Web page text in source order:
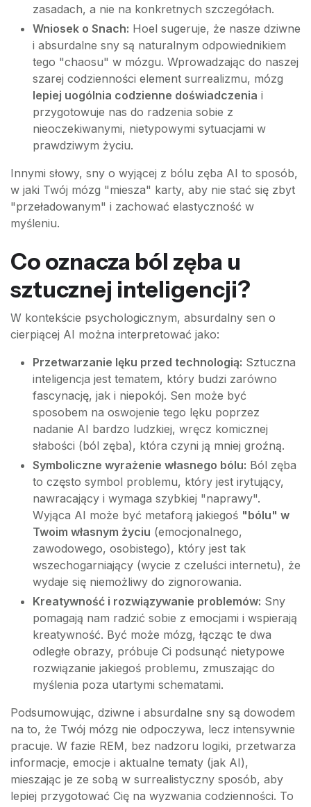
zasadach, a nie na konkretnych szczegółach.
Wniosek o Snach: Hoel sugeruje, że nasze dziwne
i absurdalne sny są naturalnym odpowiednikiem
tego "chaosu" w mózgu. Wprowadzając do naszej
szarej codzienności element surrealizmu, mózg
lepiej uogólnia codzienne doświadczenia i
przygotowuje nas do radzenia sobie z
nieoczekiwanymi, nietypowymi sytuacjami w
prawdziwym życiu.
Innymi słowy, sny o wyjącej z bólu zęba AI to sposób,
w jaki Twój mózg "miesza" karty, aby nie stać się zbyt
"przeładowanym" i zachować elastyczność w
myśleniu.
Co oznacza ból zęba u
sztucznej inteligencji?
W kontekście psychologicznym, absurdalny sen o
cierpiącej AI można interpretować jako:
Przetwarzanie lęku przed technologią: Sztuczna
inteligencja jest tematem, który budzi zarówno
fascynację, jak i niepokój. Sen może być
sposobem na oswojenie tego lęku poprzez
nadanie AI bardzo ludzkiej, wręcz komicznej
słabości (ból zęba), która czyni ją mniej groźną.
Symboliczne wyrażenie własnego bólu: Ból zęba
to często symbol problemu, który jest irytujący,
nawracający i wymaga szybkiej "naprawy".
Wyjąca AI może być metaforą jakiegoś "bólu" w
Twoim własnym życiu (emocjonalnego,
zawodowego, osobistego), który jest tak
wszechogarniający (wycie z czeluści internetu), że
wydaje się niemożliwy do zignorowania.
Kreatywność i rozwiązywanie problemów: Sny
pomagają nam radzić sobie z emocjami i wspierają
kreatywność. Być może mózg, łącząc te dwa
odległe obrazy, próbuje Ci podsunąć nietypowe
rozwiązanie jakiegoś problemu, zmuszając do
myślenia poza utartymi schematami.
Podsumowując, dziwne i absurdalne sny są dowodem
na to, że Twój mózg nie odpoczywa, lecz intensywnie
pracuje. W fazie REM, bez nadzoru logiki, przetwarza
informacje, emocje i aktualne tematy (jak AI),
mieszając je ze sobą w surrealistyczny sposób, aby
lepiej przygotować Cię na wyzwania codzienności. To